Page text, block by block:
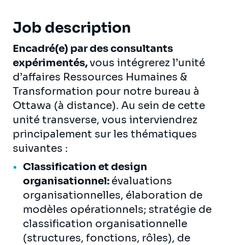
Job description
Encadré(e) par des consultants
expérimentés,vous intégrerez l’unité
d’affaires Ressources Humaines &
Transformation pour notre bureau à
Ottawa (à distance). Au sein de cette
unité transverse, vous interviendrez
principalement sur les thématiques
suivantes :
Classification et design
organisationnel: évaluations
organisationnelles, élaboration de
modèles opérationnels; stratégie de
classification organisationnelle
(structures, fonctions, rôles), de